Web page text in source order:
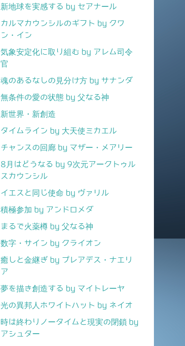
新地球を実感する by セアナール
カルマカウンシルのギフト by クワ
ン・イン
気象安定化に取り組む by アレム司令
官
魂のあるなしの見分け方 by サナンダ
無条件の愛の状態 by 父なる神
新世界・新創造
タイムライン by 大天使ミカエル
チャンスの回廊 by マザー・メアリー
8月はどうなる by 9次元アークトゥル
スカウンシル
イエスと同じ使命 by ヴァリル
積極参加 by アンドロメダ
まるで火薬樽 by 父なる神
数字・サイン by クライオン
癒しと金継ぎ by プレアデス・ナエリ
ア
夢を描き創造する by マイトレーヤ
光の異邦人ホワイトハット by ネイオ
時は終わりノータイムと現実の閉鎖 by
アシュター